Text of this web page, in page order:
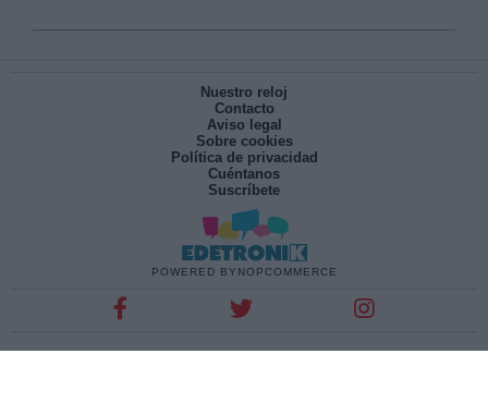
Nuestro reloj
Contacto
Aviso legal
Sobre cookies
Política de privacidad
Cuéntanos
Suscríbete
POWERED BY NOPCOMMERCE